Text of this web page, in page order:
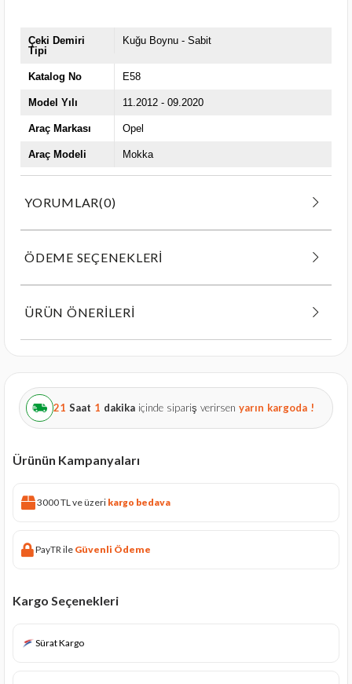
Çeki Demiri
Tipi
Kuğu Boynu - Sabit
Katalog No E58
Model Yılı 11.2012 - 09.2020
Araç Markası Opel
Araç Modeli Mokka
YORUMLAR(0)
ÖDEME SEÇENEKLERI
ÜRÜN ÖNERILERI
21 Saat 1 dakika içinde sipariş verirsen yarın kargoda !
Ürünün Kampanyaları
3000 TL ve üzeri kargo bedava
PayTR ile Güvenli Ödeme
Kargo Seçenekleri
Sürat Kargo